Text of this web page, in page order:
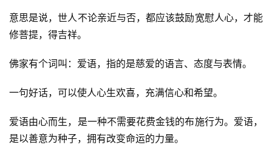
意思是说，世人不论亲近与否，都应该鼓励宽慰人心，才能
修菩提，得吉祥。
佛家有个词叫：爱语，指的是慈爱的语言、态度与表情。
一句好话，可以使人心生欢喜，充满信心和希望。
爱语由心而生，是一种不需要花费金钱的布施行为。爱语，
是以善意为种子，拥有改变命运的力量。